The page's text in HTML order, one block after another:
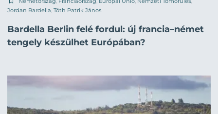
Jordan Bardella, Tóth Patrik János
Bardella Berlin felé fordul: új francia–német
tengely készülhet Európában?